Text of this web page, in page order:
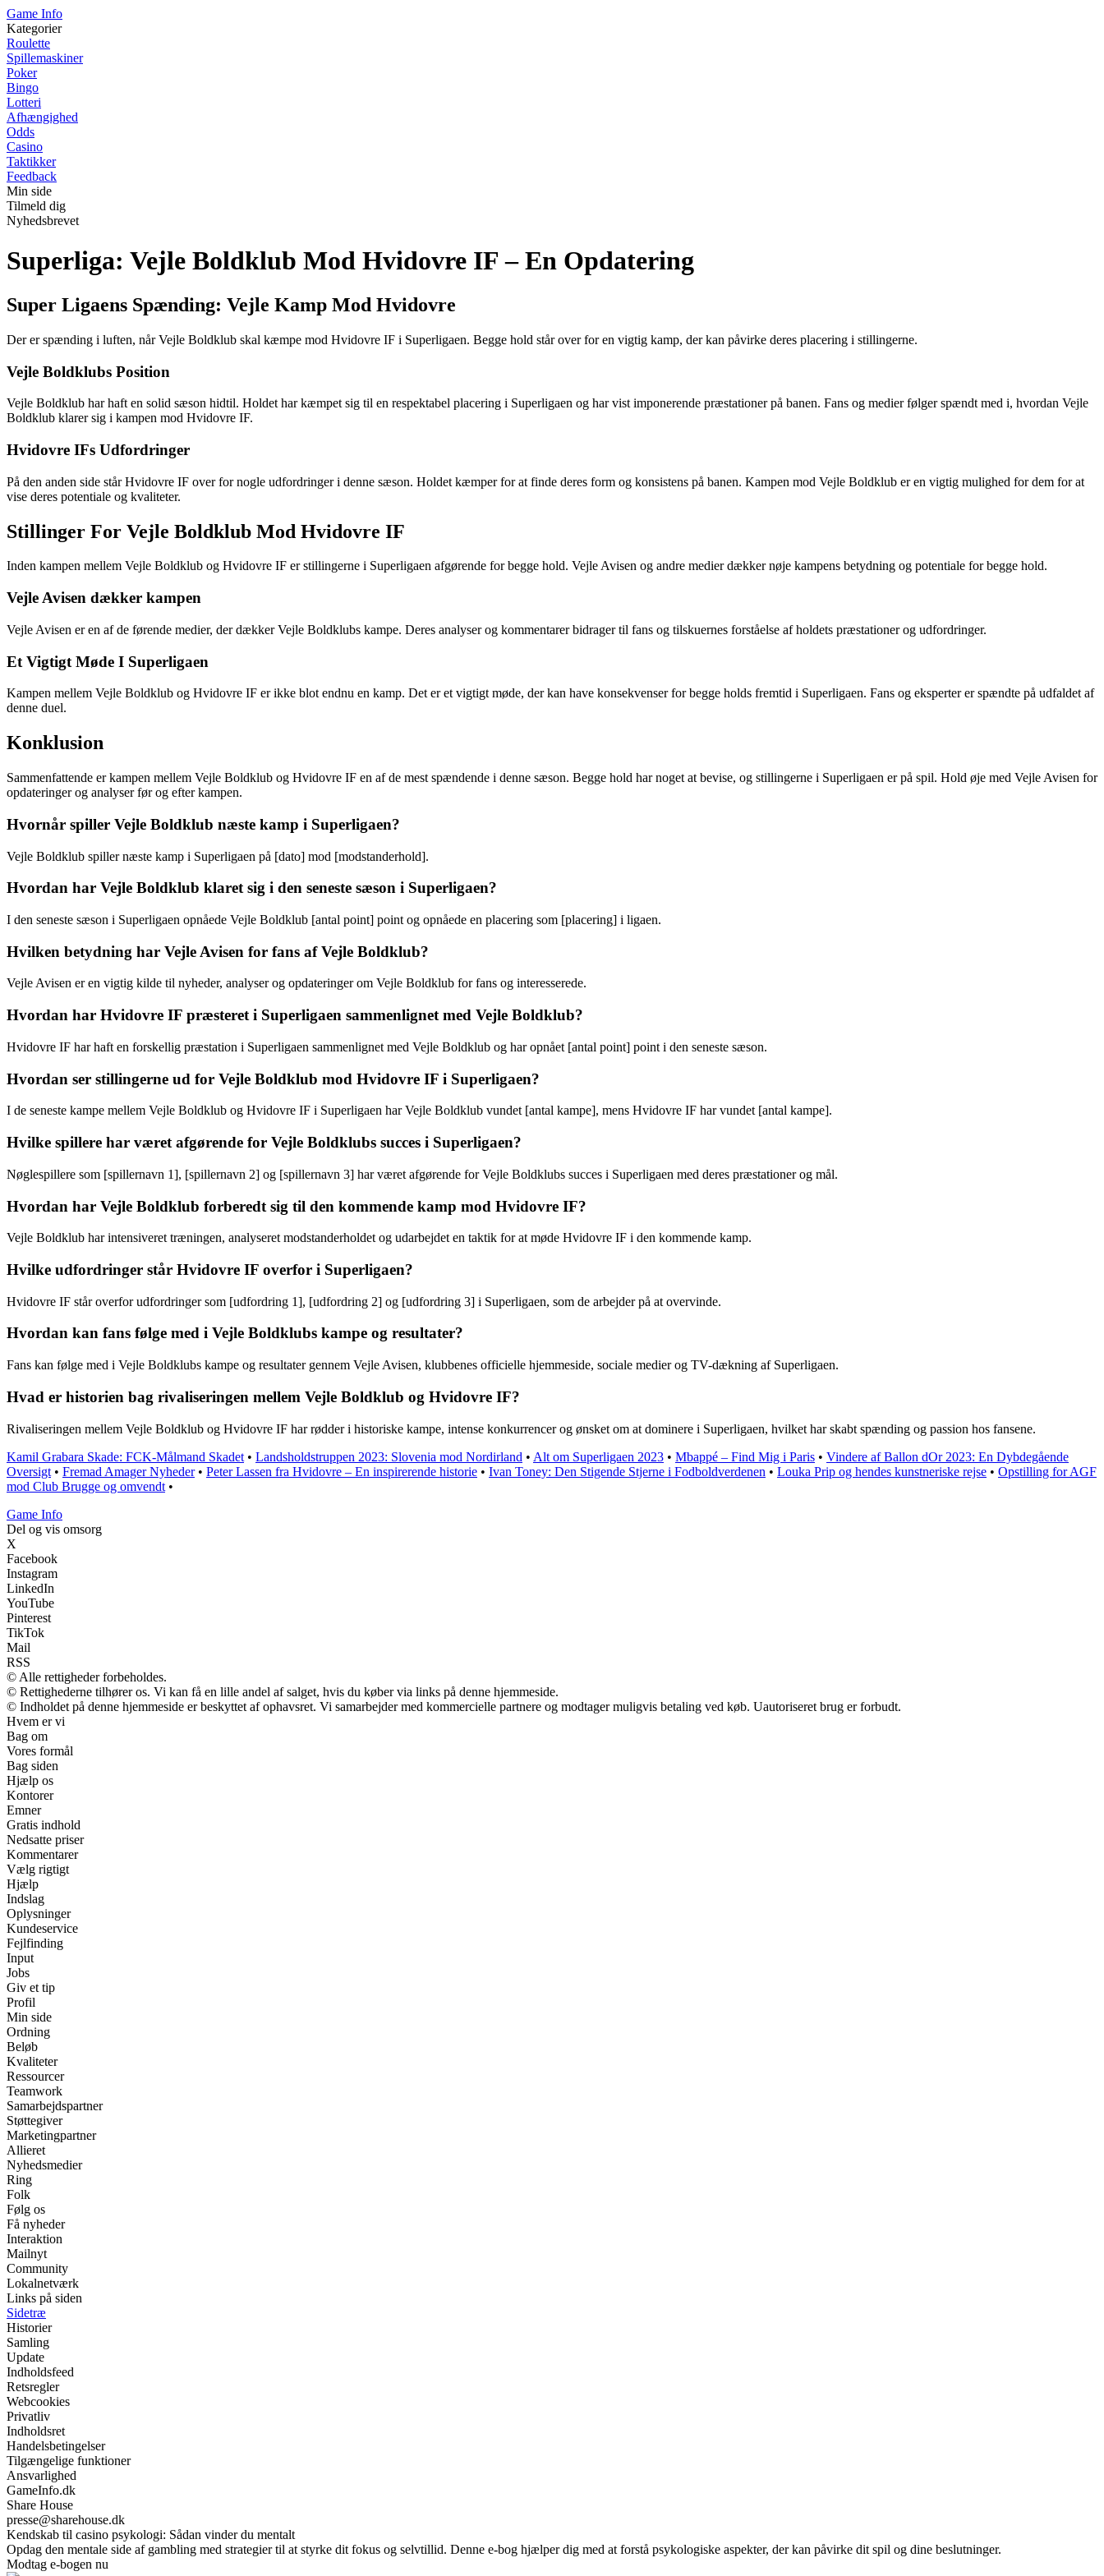
Game Info
Kategorier
Roulette
Spillemaskiner
Poker
Bingo
Lotteri
Afhængighed
Odds
Casino
Taktikker
Feedback
Min side
Tilmeld dig
Nyhedsbrevet
Superliga: Vejle Boldklub Mod Hvidovre IF – En Opdatering
Super Ligaens Spænding: Vejle Kamp Mod Hvidovre
Der er spænding i luften, når Vejle Boldklub skal kæmpe mod Hvidovre IF i Superligaen. Begge hold står over for en vigtig kamp, der kan påvirke deres placering i stillingerne.
Vejle Boldklubs Position
Vejle Boldklub har haft en solid sæson hidtil. Holdet har kæmpet sig til en respektabel placering i Superligaen og har vist imponerende præstationer på banen. Fans og medier følger spændt med i, hvordan Vejle
Boldklub klarer sig i kampen mod Hvidovre IF.
Hvidovre IFs Udfordringer
På den anden side står Hvidovre IF over for nogle udfordringer i denne sæson. Holdet kæmper for at finde deres form og konsistens på banen. Kampen mod Vejle Boldklub er en vigtig mulighed for dem for at
vise deres potentiale og kvaliteter.
Stillinger For Vejle Boldklub Mod Hvidovre IF
Inden kampen mellem Vejle Boldklub og Hvidovre IF er stillingerne i Superligaen afgørende for begge hold. Vejle Avisen og andre medier dækker nøje kampens betydning og potentiale for begge hold.
Vejle Avisen dækker kampen
Vejle Avisen er en af de førende medier, der dækker Vejle Boldklubs kampe. Deres analyser og kommentarer bidrager til fans og tilskuernes forståelse af holdets præstationer og udfordringer.
Et Vigtigt Møde I Superligaen
Kampen mellem Vejle Boldklub og Hvidovre IF er ikke blot endnu en kamp. Det er et vigtigt møde, der kan have konsekvenser for begge holds fremtid i Superligaen. Fans og eksperter er spændte på udfaldet af
denne duel.
Konklusion
Sammenfattende er kampen mellem Vejle Boldklub og Hvidovre IF en af de mest spændende i denne sæson. Begge hold har noget at bevise, og stillingerne i Superligaen er på spil. Hold øje med Vejle Avisen for
opdateringer og analyser før og efter kampen.
Hvornår spiller Vejle Boldklub næste kamp i Superligaen?
Vejle Boldklub spiller næste kamp i Superligaen på [dato] mod [modstanderhold].
Hvordan har Vejle Boldklub klaret sig i den seneste sæson i Superligaen?
I den seneste sæson i Superligaen opnåede Vejle Boldklub [antal point] point og opnåede en placering som [placering] i ligaen.
Hvilken betydning har Vejle Avisen for fans af Vejle Boldklub?
Vejle Avisen er en vigtig kilde til nyheder, analyser og opdateringer om Vejle Boldklub for fans og interesserede.
Hvordan har Hvidovre IF præsteret i Superligaen sammenlignet med Vejle Boldklub?
Hvidovre IF har haft en forskellig præstation i Superligaen sammenlignet med Vejle Boldklub og har opnået [antal point] point i den seneste sæson.
Hvordan ser stillingerne ud for Vejle Boldklub mod Hvidovre IF i Superligaen?
I de seneste kampe mellem Vejle Boldklub og Hvidovre IF i Superligaen har Vejle Boldklub vundet [antal kampe], mens Hvidovre IF har vundet [antal kampe].
Hvilke spillere har været afgørende for Vejle Boldklubs succes i Superligaen?
Nøglespillere som [spillernavn 1], [spillernavn 2] og [spillernavn 3] har været afgørende for Vejle Boldklubs succes i Superligaen med deres præstationer og mål.
Hvordan har Vejle Boldklub forberedt sig til den kommende kamp mod Hvidovre IF?
Vejle Boldklub har intensiveret træningen, analyseret modstanderholdet og udarbejdet en taktik for at møde Hvidovre IF i den kommende kamp.
Hvilke udfordringer står Hvidovre IF overfor i Superligaen?
Hvidovre IF står overfor udfordringer som [udfordring 1], [udfordring 2] og [udfordring 3] i Superligaen, som de arbejder på at overvinde.
Hvordan kan fans følge med i Vejle Boldklubs kampe og resultater?
Fans kan følge med i Vejle Boldklubs kampe og resultater gennem Vejle Avisen, klubbenes officielle hjemmeside, sociale medier og TV-dækning af Superligaen.
Hvad er historien bag rivaliseringen mellem Vejle Boldklub og Hvidovre IF?
Rivaliseringen mellem Vejle Boldklub og Hvidovre IF har rødder i historiske kampe, intense konkurrencer og ønsket om at dominere i Superligaen, hvilket har skabt spænding og passion hos fansene.
Kamil Grabara Skade: FCK-Målmand Skadet • Landsholdstruppen 2023: Slovenia mod Nordirland • Alt om Superligaen 2023 • Mbappé – Find Mig i Paris • Vindere af Ballon dOr 2023: En Dybdegående
Oversigt • Fremad Amager Nyheder• Peter Lassen fra Hvidovre – En inspirerende historie • Ivan Toney: Den Stigende Stjerne i Fodboldverdenen • Louka Prip og hendes kunstneriske rejse • Opstilling for AGF
mod Club Brugge og omvendt •
Game Info
Del og vis omsorg
X
Facebook
Instagram
LinkedIn
YouTube
Pinterest
TikTok
Mail
RSS
© Alle rettigheder forbeholdes.
© Rettighederne tilhører os. Vi kan få en lille andel af salget, hvis du køber via links på denne hjemmeside.
© Indholdet på denne hjemmeside er beskyttet af ophavsret. Vi samarbejder med kommercielle partnere og modtager muligvis betaling ved køb. Uautoriseret brug er forbudt.
Hvem er vi
Bag om
Vores formål
Bag siden
Hjælp os
Kontorer
Emner
Gratis indhold
Nedsatte priser
Kommentarer
Vælg rigtigt
Hjælp
Indslag
Oplysninger
Kundeservice
Fejlfinding
Input
Jobs
Giv et tip
Profil
Min side
Ordning
Beløb
Kvaliteter
Ressourcer
Teamwork
Samarbejdspartner
Støttegiver
Marketingpartner
Allieret
Nyhedsmedier
Ring
Folk
Følg os
Få nyheder
Interaktion
Mailnyt
Community
Lokalnetværk
Links på siden
Sidetræ
Historier
Samling
Update
Indholdsfeed
Retsregler
Webcookies
Privatliv
Indholdsret
Handelsbetingelser
Tilgængelige funktioner
Ansvarlighed
GameInfo.dk
Share House
presse@sharehouse.dk
Kendskab til casino psykologi: Sådan vinder du mentalt
Opdag den mentale side af gambling med strategier til at styrke dit fokus og selvtillid. Denne e-bog hjælper dig med at forstå psykologiske aspekter, der kan påvirke dit spil og dine beslutninger.
Modtag e-bogen nu